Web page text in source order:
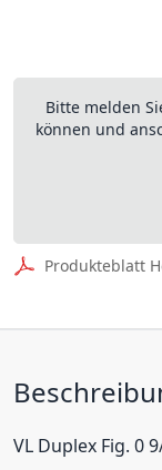
Bitte melden
können und
Produkteblatt
VL Duplex Fig. 0